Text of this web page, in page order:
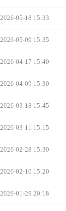
2026-05-18 15:33
2026-05-09 15:35
2026-04-17 15:40
2026-04-09 15:30
2026-03-18 15:45
2026-03-11 15:15
2026-02-28 15:30
2026-02-10 15:20
2026-01-29 20:18